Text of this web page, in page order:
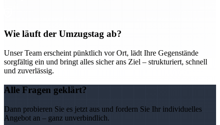
Wie läuft der Umzugstag ab?
Unser Team erscheint pünktlich vor Ort, lädt Ihre Gegenstände
sorgfältig ein und bringt alles sicher ans Ziel – strukturiert, schnell
und zuverlässig.
Alle Fragen geklärt?
Dann probieren Sie es jetzt aus und fordern Sie Ihr individuelles
Angebot an – ganz unverbindlich.